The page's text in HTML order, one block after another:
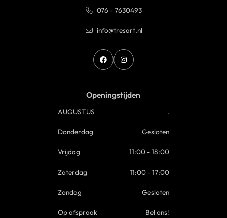
076 - 7630493
info@tresart.nl
Openingstijden
AUGUSTUS .
Donderdag Gesloten
Vrijdag 11:00 - 18:00
Zaterdag 11:00 - 17:00
Zondag Gesloten
Op afspraak Bel ons!